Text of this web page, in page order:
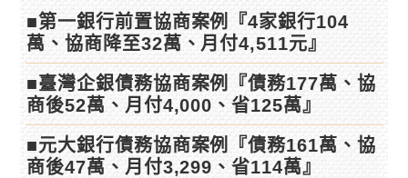
■第一銀行前置協商案例『4家銀行104
萬、協商降至32萬、月付4,511元』
■臺灣企銀債務協商案例『債務177萬、協
商後52萬、月付4,000、省125萬』
■元大銀行債務協商案例『債務161萬、協
商後47萬、月付3,299、省114萬』